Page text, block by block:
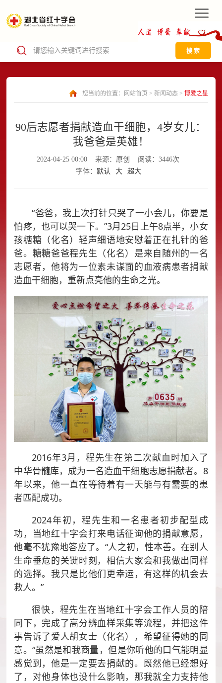
搜 索
您当前的位置： 网站首页 > 新闻动态> 博爱之星
90后志愿者捐献造血干细胞，4岁女儿：
我爸爸是英雄！
2024-04-25 00:00 来源：原创
阅读：3446次
字体： 默认 大 超大
“爸爸，我上次打针只哭了一小会儿，你要是
怕疼，也可以哭一下。”3月25日上午8点半，小女
孩糖糖（化名）轻声细语地安慰着正在扎针的爸
爸。糖糖爸爸程先生（化名）是来自随州的一名
志愿者，他将为一位素未谋面的血液病患者捐献
造血干细胞，重新点亮他的生命之光。
2016年3月，程先生在第二次献血时加入了
中华骨髓库，成为一名造血干细胞志愿捐献者。8
年以来，他一直在等待着有一天能与有需要的患
者匹配成功。
2024年初，程先生和一名患者初步配型成
功，当地红十字会打来电话征询他的捐献意愿，
他毫不犹豫地答应了。“人之初，性本善。在别人
生命垂危的关键时刻，相信大家会和我做出同样
的选择。我只是比他们更幸运，有这样的机会去
救人。”
很快，程先生在当地红十字会工作人员的陪
同下，完成了高分辨血样采集等流程，并把这件
事告诉了爱人胡女士（化名），希望征得她的同
意。“虽然是和我商量，但是你听他的口气能明显
感觉到，他是一定要去捐献的。既然他已经想好
了，对他身体也没什么影响，那我就全力支持他